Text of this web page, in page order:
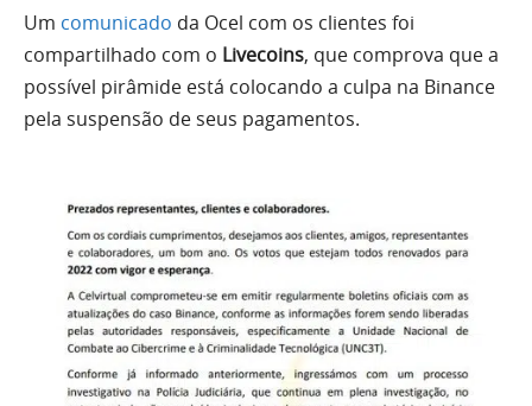
Um comunicado da Ocel com os clientes foi
compartilhado com o Livecoins, que comprova que a
possível pirâmide está colocando a culpa na Binance
pela suspensão de seus pagamentos.